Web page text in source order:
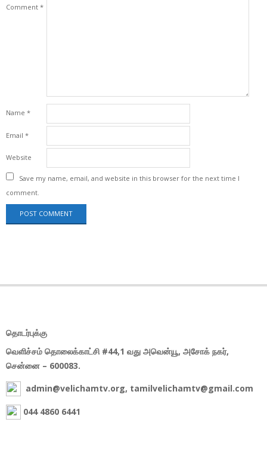
Comment *
Name *
Email *
Website
Save my name, email, and website in this browser for the next time I
comment.
தொடர்புக்கு
வெளிச்சம் தொலைக்காட்சி #44,1 வது அவென்யூ, அசோக் நகர்,
சென்னை – 600083.
admin@velichamtv.org, tamilvelichamtv@gmail.com
044 4860 6441